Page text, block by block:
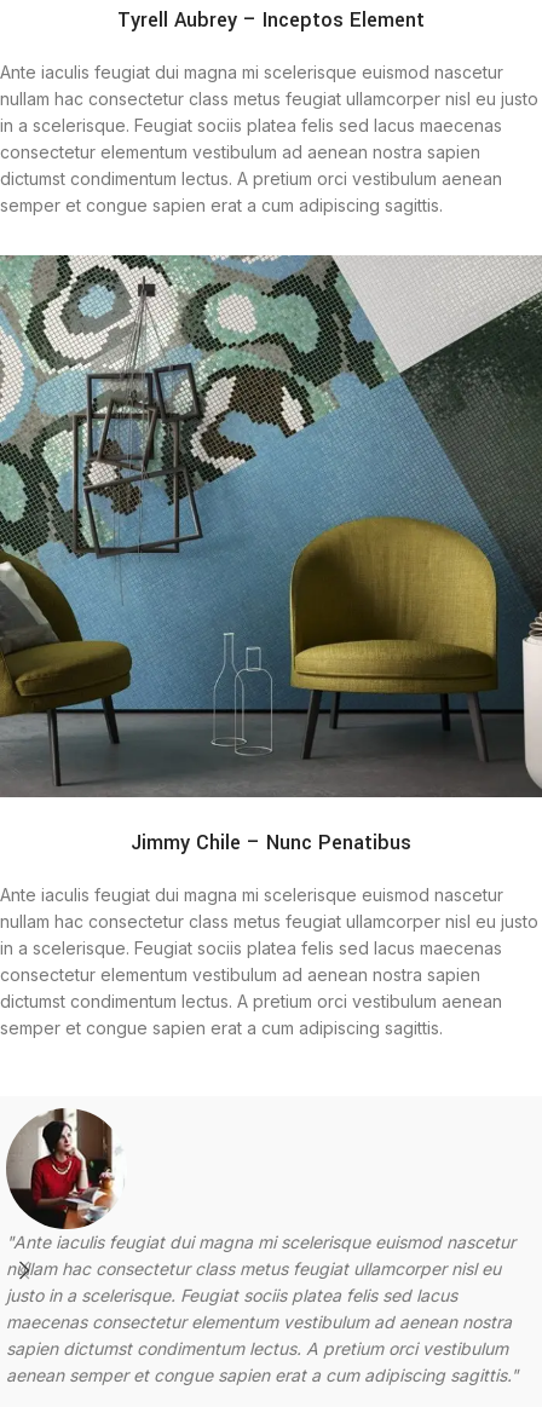
Tyrell Aubrey – Inceptos Element
Ante iaculis feugiat dui magna mi scelerisque euismod nascetur
nullam hac consectetur class metus feugiat ullamcorper nisl eu justo
in a scelerisque. Feugiat sociis platea felis sed lacus maecenas
consectetur elementum vestibulum ad aenean nostra sapien
dictumst condimentum lectus. A pretium orci vestibulum aenean
semper et congue sapien erat a cum adipiscing sagittis.
Jimmy Chile – Nunc Penatibus
Ante iaculis feugiat dui magna mi scelerisque euismod nascetur
nullam hac consectetur class metus feugiat ullamcorper nisl eu justo
in a scelerisque. Feugiat sociis platea felis sed lacus maecenas
consectetur elementum vestibulum ad aenean nostra sapien
dictumst condimentum lectus. A pretium orci vestibulum aenean
semper et congue sapien erat a cum adipiscing sagittis.
"Ante iaculis feugiat dui magna mi scelerisque euismod nascetur
nullam hac consectetur class metus feugiat ullamcorper nisl eu
justo in a scelerisque. Feugiat sociis platea felis sed lacus
maecenas consectetur elementum vestibulum ad aenean nostra
sapien dictumst condimentum lectus. A pretium orci vestibulum
aenean semper et congue sapien erat a cum adipiscing sagittis."